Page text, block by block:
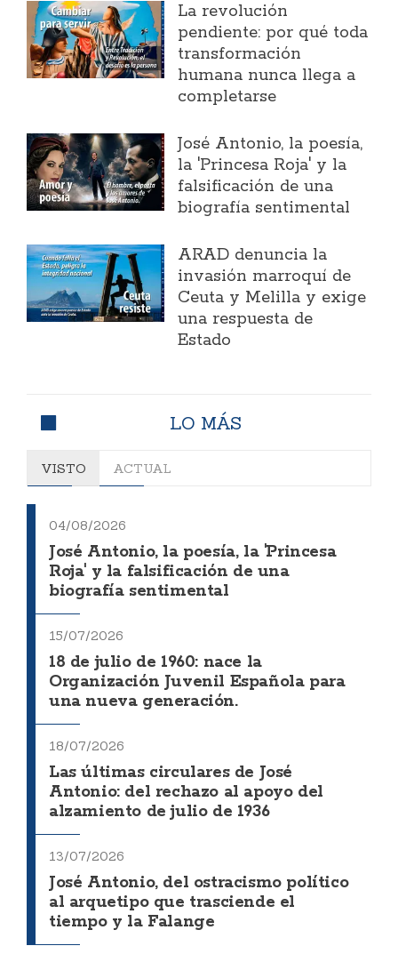
La revolución
pendiente: por qué toda
transformación
humana nunca llega a
completarse
José Antonio, la poesía,
la 'Princesa Roja' y la
falsificación de una
biografía sentimental
ARAD denuncia la
invasión marroquí de
Ceuta y Melilla y exige
una respuesta de
Estado
LO MÁS
VISTO ACTUAL
04/08/2026
José Antonio, la poesía, la 'Princesa
Roja' y la falsificación de una
biografía sentimental
15/07/2026
18 de julio de 1960: nace la
Organización Juvenil Española para
una nueva generación.
18/07/2026
Las últimas circulares de José
Antonio: del rechazo al apoyo del
alzamiento de julio de 1936
13/07/2026
José Antonio, del ostracismo político
al arquetipo que trasciende el
tiempo y la Falange